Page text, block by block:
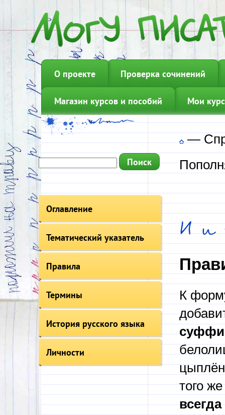
О проекте Проверка сочинений
Магазин курсов и пособий Мои
Оглавление
Тематический указатель
Правила
Термины
История русского языка
Личности
—
И и
К
того